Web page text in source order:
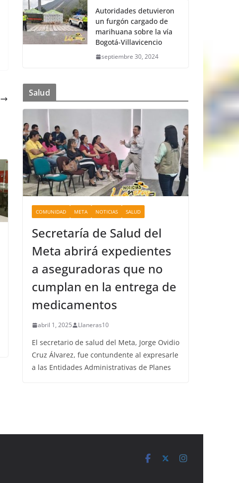
Autoridades detuvieron
un furgón cargado de
marihuana sobre la vía
Bogotá-Villavicencio
septiembre 30, 2024
Salud
COMUNIDAD META NOTICIAS SALUD
Secretaría de Salud del
Meta abrirá expedientes
a aseguradoras que no
cumplan en la entrega de
medicamentos
abril 1, 2025 Llaneras10
El secretario de salud del Meta, Jorge Ovidio
Cruz Álvarez, fue contundente al expresarle
a las Entidades Administrativas de Planes